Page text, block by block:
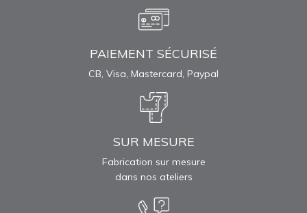
PAIEMENT SÉCURISÉ
CB, Visa, Mastercard, Paypal
SUR MESURE
Fabrication sur mesure
dans nos ateliers